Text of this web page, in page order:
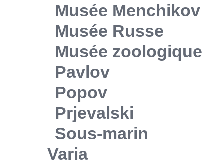
Musée Menchikov
Musée Russe
Musée zoologique
Pavlov
Popov
Prjevalski
Sous-marin
Varia